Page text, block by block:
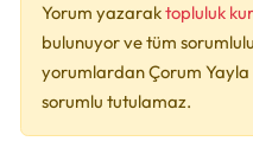
Yorum yazaraktopluluk
bulunuyor ve tüm
yorumlardan Çorum Yayla
sorumlu tutulamaz.